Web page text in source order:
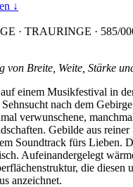
↓
· TRAURINGE · 585/
von Breite, Weite, Stärke
einem Musikfestival in
nach dem
verwunschene,
Gebilde aus
Soundtrack fürs Lieben.
Aufeinandergelegt
die diesen
anzeichnet.